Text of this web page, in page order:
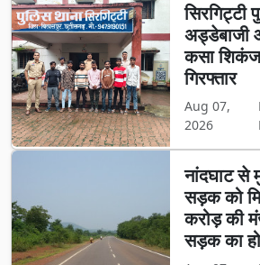
सिरगिट्टी
अड्डेबाजी
कसा
गिरफ्तार
Aug 07,
2026
नांदघाट से
सड़क को
करोड़ की
सड़क का